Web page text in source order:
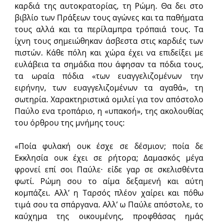
καρδιά της αυτοκρατορίας, τη Ρώμη. Θα δει στο
βιβλίο των Πράξεων τους αγώνες και τα παθήματα
τους αλλά και τα περίλαμπρα τρόπαιά τους. Τα
ίχνη τους σημειώθηκαν άσβεστα στις καρδιές των
πιστών. Κάθε πόλη και χώρα έχει να επιδείξει με
ευλάβεια τα σημάδια που άφησαν τα πόδια τους,
τα ωραία πόδια «των ευαγγελιζομένων την
ειρήνην, των ευαγγελιζομένων τα αγαθά», τη
σωτηρία. Χαρακτηριστικά ομιλεί για τον απόστολο
Παύλο ενα τροπάριο, η «υπακοή», της ακολουθίας
του όρθρου της μνήμης τους:
«Ποία φυλακή ουκ έσχε σε δέσμιον; ποία δε
Εκκλησία ουκ έχει σε ρήτορα; Δαμασκός μέγα
φρονεί επί σοι Παύλε· είδε γαρ σε σκελισθέντα
φωτί. Ρώμη σου το αίμα δεξαμενή και αύτη
κομπάζει. Αλλ’ η Ταρσός πλέον χαίρει και πόθω
τιμά σου τα σπάργανα. Αλλ’ ω Παύλε απόστολε, το
καύχημα της οικουμένης, προφθάσας ημάς